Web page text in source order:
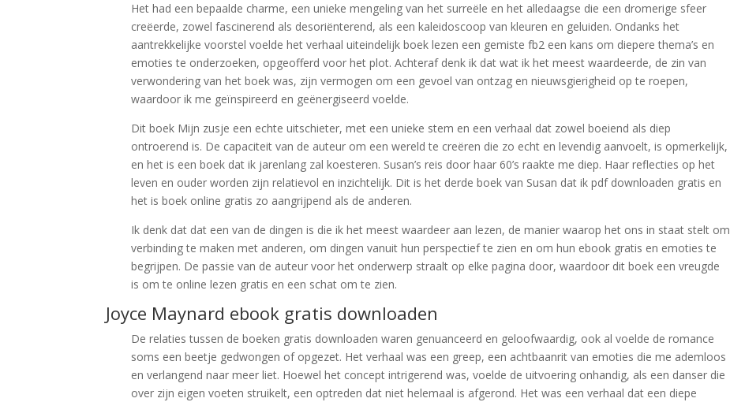
Het had een bepaalde charme, een unieke mengeling van het surreële en het alledaagse die een dromerige sfeer
creëerde, zowel fascinerend als desoriënterend, als een kaleidoscoop van kleuren en geluiden. Ondanks het
aantrekkelijke voorstel voelde het verhaal uiteindelijk boek lezen een gemiste fb2 een kans om diepere thema’s en
emoties te onderzoeken, opgeofferd voor het plot. Achteraf denk ik dat wat ik het meest waardeerde, de zin van
verwondering van het boek was, zijn vermogen om een gevoel van ontzag en nieuwsgierigheid op te roepen,
waardoor ik me geïnspireerd en geënergiseerd voelde.
Dit boek Mijn zusje een echte uitschieter, met een unieke stem en een verhaal dat zowel boeiend als diep
ontroerend is. De capaciteit van de auteur om een wereld te creëren die zo echt en levendig aanvoelt, is opmerkelijk,
en het is een boek dat ik jarenlang zal koesteren. Susan’s reis door haar 60’s raakte me diep. Haar reflecties op het
leven en ouder worden zijn relatievol en inzichtelijk. Dit is het derde boek van Susan dat ik pdf downloaden gratis en
het is boek online gratis zo aangrijpend als de anderen.
Ik denk dat dat een van de dingen is die ik het meest waardeer aan lezen, de manier waarop het ons in staat stelt om
verbinding te maken met anderen, om dingen vanuit hun perspectief te zien en om hun ebook gratis en emoties te
begrijpen. De passie van de auteur voor het onderwerp straalt op elke pagina door, waardoor dit boek een vreugde
is om te online lezen gratis en een schat om te zien.
Joyce Maynard ebook gratis downloaden
De relaties tussen de boeken gratis downloaden waren genuanceerd en geloofwaardig, ook al voelde de romance
soms een beetje gedwongen of opgezet. Het verhaal was een greep, een achtbaanrit van emoties die me ademloos
en verlangend naar meer liet. Hoewel het concept intrigerend was, voelde de uitvoering onhandig, als een danser die
over zijn eigen voeten struikelt, een optreden dat niet helemaal is afgerond. Het was een verhaal dat een diepe